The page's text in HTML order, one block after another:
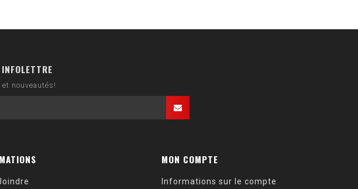
nouveautés!
MON COMPTE
Informations sur le compte